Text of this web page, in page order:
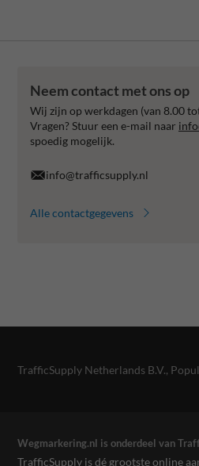
Neem contact met ons op
Wij zijn op werkdagen (van 8.00
Vragen? Stuur een e-mail naar
spoedig mogelijk.
info@trafficsupply.nl
Alle contactgegevens
TrafficSupply Netherlands B.V.,
Wegmarkering.nl is onderdeel van
TrafficSupply is dé grootste online